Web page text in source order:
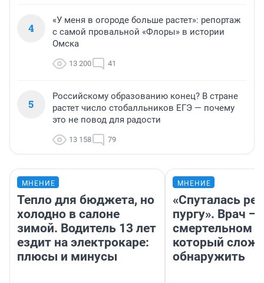
4
«У меня в огороде больше растет»: репортаж
с самой провальной «Флоры» в истории
Омска
13 200 41
5
Российскому образованию конец? В стране
растет число стобалльников ЕГЭ — почему
это не повод для радости
13 158 79
МНЕНИЕ
Тепло для бюджета, но
холодно в салоне
зимой. Водитель 13 лет
ездит на электрокаре:
плюсы и минусы
МНЕНИЕ
«Спуталась
пургу». Врач —
смертельном
который
обнаружить